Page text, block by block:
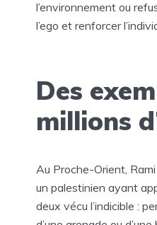
l’environnement ou
l’ego et renforcer
Des
millions
Au Proche-Orient,
un palestinien ayant
deux vécu l’indicible :